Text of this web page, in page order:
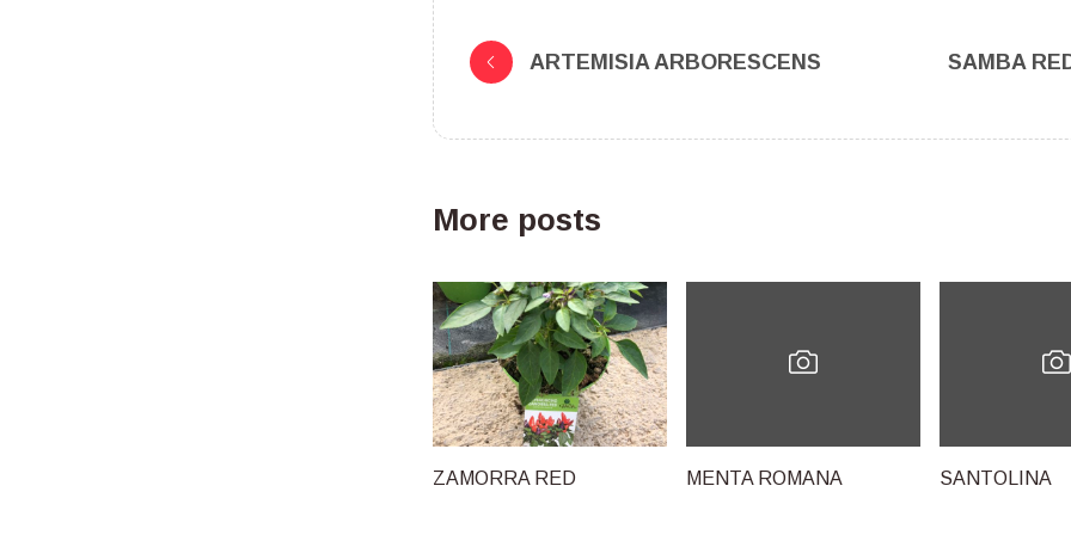
ARTEMISIA ARBORESCENS SAMBA
More posts
ZAMORRA RED MENTA ROMANA SANTOLINA